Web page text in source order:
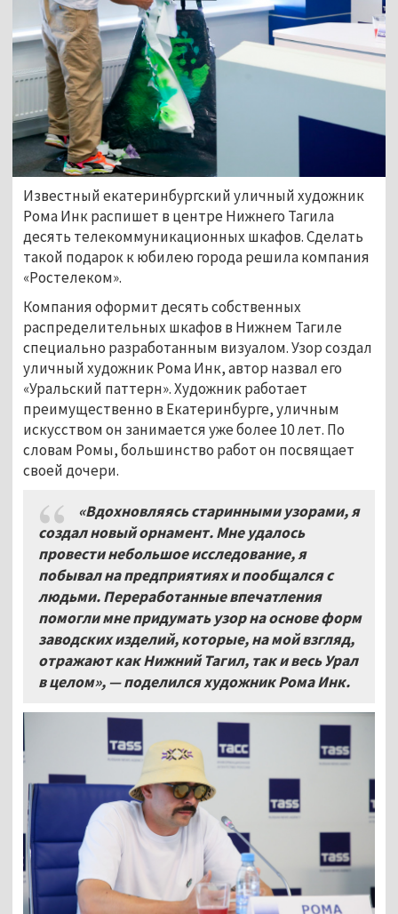
Известный екатеринбургский уличный художник
Рома Инк распишет в центре Нижнего Тагила
десять телекоммуникационных шкафов. Сделать
такой подарок к юбилею города решила компания
«Ростелеком».
Компания оформит десять собственных
распределительных шкафов в Нижнем Тагиле
специально разработанным визуалом. Узор создал
уличный художник Рома Инк, автор назвал его
«Уральский паттерн». Художник работает
преимущественно в Екатеринбурге, уличным
искусством он занимается уже более 10 лет. По
словам Ромы, большинство работ он посвящает
своей дочери.
«Вдохновляясь старинными узорами, я
создал новый орнамент. Мне удалось
провести небольшое исследование, я
побывал на предприятиях и пообщался с
людьми. Переработанные впечатления
помогли мне придумать узор на основе форм
заводских изделий, которые, на мой взгляд,
отражают как Нижний Тагил, так и весь Урал
в целом», — поделился художник Рома Инк.